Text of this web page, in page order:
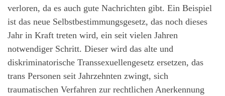
verloren, da es auch gute Nachrichten gibt. Ein Beispiel
ist das neue Selbstbestimmungsgesetz, das noch dieses
Jahr in Kraft treten wird, ein seit vielen Jahren
notwendiger Schritt. Dieser wird das alte und
diskriminatorische Transsexuellengesetz ersetzen, das
trans Personen seit Jahrzehnten zwingt, sich
traumatischen Verfahren zur rechtlichen Anerkennung